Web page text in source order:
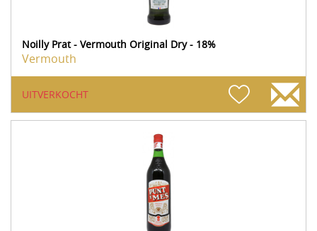
Noilly Prat - Vermouth Original Dry - 18%
Vermouth
UITVERKOCHT